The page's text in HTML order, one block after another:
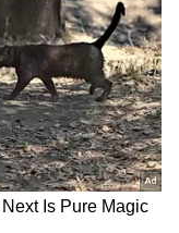
కథకు ఎమోషనల్
రష్మిక
బాగా
'దియా'